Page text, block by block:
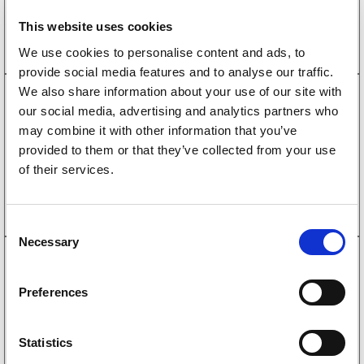
This website uses cookies
We use cookies to personalise content and ads, to
provide social media features and to analyse our traffic.
We also share information about your use of our site with
our social media, advertising and analytics partners who
may combine it with other information that you’ve
provided to them or that they’ve collected from your use
of their services.
Necessary
Preferences
Statistics
Köp online
1500147
Sexkantsbult delgängad M12X100 Paket med
2xLåsmutter och 4xBricka
114kr(91kr exkl. moms)
Kulkoppling Knott K20-B 2000 kg Rör Ø45 mm
1431kr(1145kr exkl. moms)